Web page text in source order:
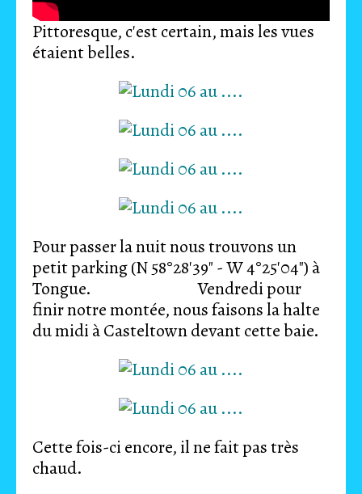
Pittoresque, c'est certain, mais les vues
étaient belles.
Pour passer la nuit nous trouvons un
petit parking (N 58°28'39" - W 4°25'04") à
Tongue. Vendredi pour
finir notre montée, nous faisons la halte
du midi à Casteltown devant cette baie.
Cette fois-ci encore, il ne fait pas très
chaud.